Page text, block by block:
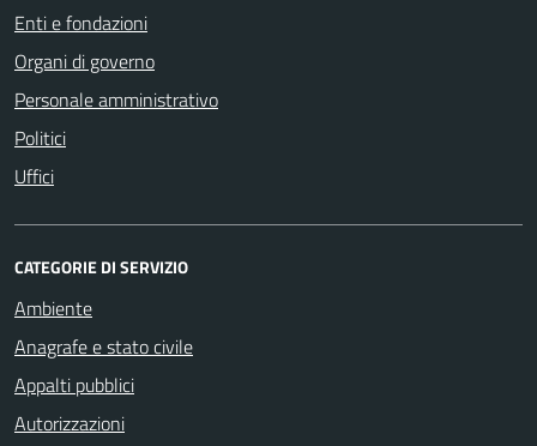
Enti e fondazioni
Organi di governo
Personale amministrativo
Politici
Uffici
CATEGORIE DI SERVIZIO
Ambiente
Anagrafe e stato civile
Appalti pubblici
Autorizzazioni